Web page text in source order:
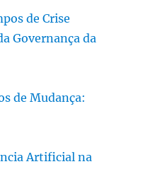
de Crise
Governança da
de Mudança:
Artificial na